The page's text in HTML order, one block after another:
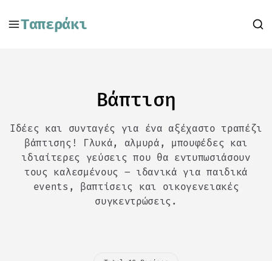
Ταπεράκι
Βάπτιση
Ιδέες και συνταγές για ένα αξέχαστο τραπέζι
βάπτισης! Γλυκά, αλμυρά, μπουφέδες και
ιδιαίτερες γεύσεις που θα εντυπωσιάσουν
τους καλεσμένους – ιδανικά για παιδικά
events, βαπτίσεις και οικογενειακές
συγκεντρώσεις.